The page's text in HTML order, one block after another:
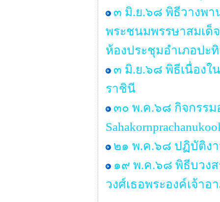
๓ มิ.ย.๖๘ พิธีวางพา
พระชนมพรรษาสมเ
ห้องประชุมอำเภอปะ
๓ มิ.ย.๖๘ พิธีเนื่องใ
ราชินี
๓๐ พ.ค.๖๘ กิจกรร
๒๑ พ.ค.๖๘ ปฏิบัติง
๑๙ พ.ค.๖๘ พิธีบวงส
วงศ์เธอพระองค์เจ้า